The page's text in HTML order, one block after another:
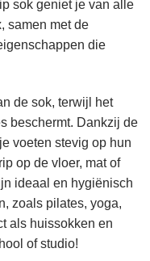
sok geniet je van alle
samen met de
die
de sok, terwijl het
beschermt. Dankzij de
voeten stevig op hun
op de vloer, mat of
ideaal en hygiënisch
zoals pilates, yoga,
als huissokken en
of studio!